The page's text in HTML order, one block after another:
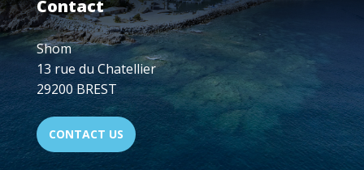
Contact
Shom
13 rue du Chatellier
29200 BREST
CONTACT US